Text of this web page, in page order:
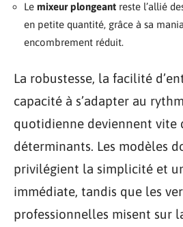
Le mixeur plongeant reste l’allié
en petite quantité, grâce à sa
encombrement réduit.
La robustesse, la facilité
capacité à s’adapter au
quotidienne deviennent vite
déterminants. Les modèles
privilégient la simplicité et
immédiate, tandis que les
professionnelles misent sur